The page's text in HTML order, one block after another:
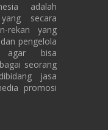
adalah
secara
rekan yang
pengelola
agar bisa
seorang
jasa
promosi